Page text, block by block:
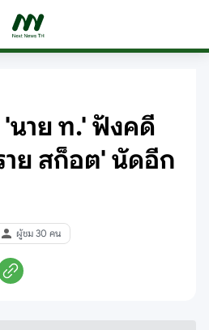
'นาย ท.' ฟังคดี
าย สก็อต' นัดอีก
ผู้ชม 30 คน